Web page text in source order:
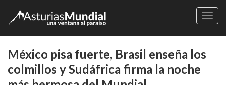
México pisa fuerte, Brasil enseña los
colmillos y Sudáfrica firma la noche